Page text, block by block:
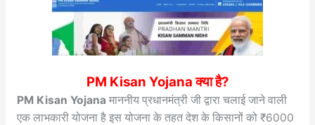
PM Kisan Yojana क्या है?
PM Kisan Yojana माननीय प्रधानमंत्री जी द्वारा चलाई जाने वाली
एक लाभकारी योजना है इस योजना के तहत देश के किसानों को ₹6000